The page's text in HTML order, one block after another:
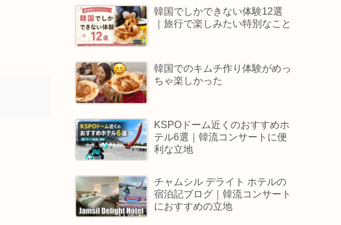
韓国でしかできない体験12選
｜旅行で楽しみたい特別なこと
韓国でのキムチ作り体験がめっ
ちゃ楽しかった
KSPOドーム近くのおすすめホ
テル6選｜韓流コンサートに便
利な立地
チャムシル デライト ホテルの
宿泊記ブログ｜韓流コンサート
におすすめの立地